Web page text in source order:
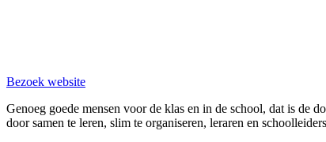
Bezoek website
Genoeg goede mensen voor de klas en in de school, dat is de
door samen te leren, slim te organiseren, leraren en